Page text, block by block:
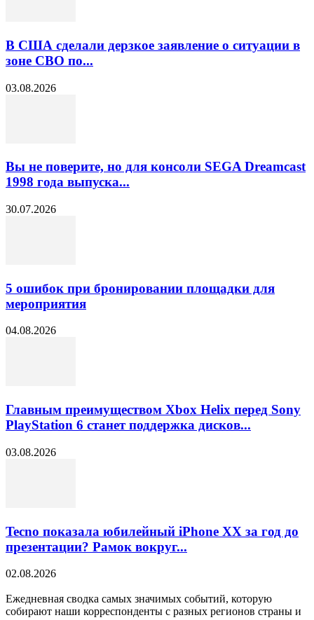
В США сделали дерзкое заявление о ситуации в
зоне СВО по...
03.08.2026
Вы не поверите, но для консоли SEGA Dreamcast
1998 года выпуска...
30.07.2026
5 ошибок при бронировании площадки для
мероприятия
04.08.2026
Главным преимуществом Xbox Helix перед Sony
PlayStation 6 станет поддержка дисков...
03.08.2026
Tecno показала юбилейный iPhone XX за год до
презентации? Рамок вокруг...
02.08.2026
Ежедневная сводка самых значимых событий, которую
собирают наши корреспонденты с разных регионов страны и